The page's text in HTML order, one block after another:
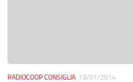
RADIOCOOP CONSIGLIA 13/01/2014